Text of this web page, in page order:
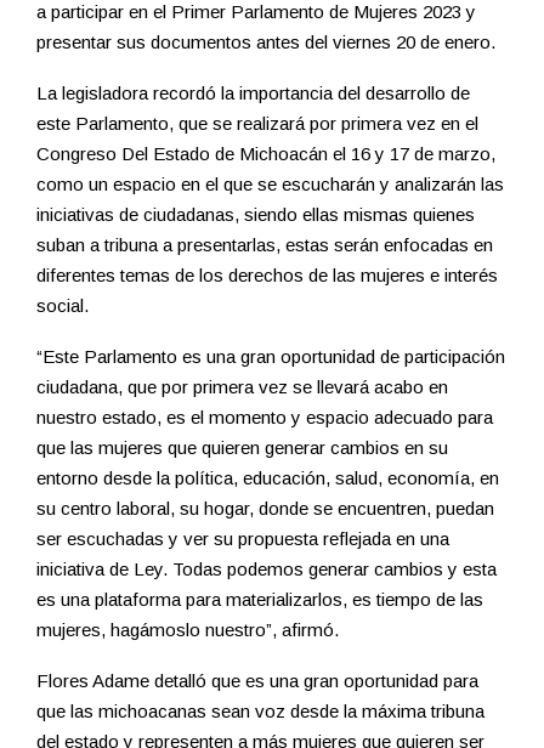
a participar en el Primer Parlamento de Mujeres 2023 y
presentar sus documentos antes del viernes 20 de enero.
La legisladora recordó la importancia del desarrollo de
este Parlamento, que se realizará por primera vez en el
Congreso Del Estado de Michoacán el 16 y 17 de marzo,
como un espacio en el que se escucharán y analizarán las
iniciativas de ciudadanas, siendo ellas mismas quienes
suban a tribuna a presentarlas, estas serán enfocadas en
diferentes temas de los derechos de las mujeres e interés
social.
“Este Parlamento es una gran oportunidad de participación
ciudadana, que por primera vez se llevará acabo en
nuestro estado, es el momento y espacio adecuado para
que las mujeres que quieren generar cambios en su
entorno desde la política, educación, salud, economía, en
su centro laboral, su hogar, donde se encuentren, puedan
ser escuchadas y ver su propuesta reflejada en una
iniciativa de Ley. Todas podemos generar cambios y esta
es una plataforma para materializarlos, es tiempo de las
mujeres, hagámoslo nuestro”, afirmó.
Flores Adame detalló que es una gran oportunidad para
que las michoacanas sean voz desde la máxima tribuna
del estado y representen a más mujeres que quieren ser